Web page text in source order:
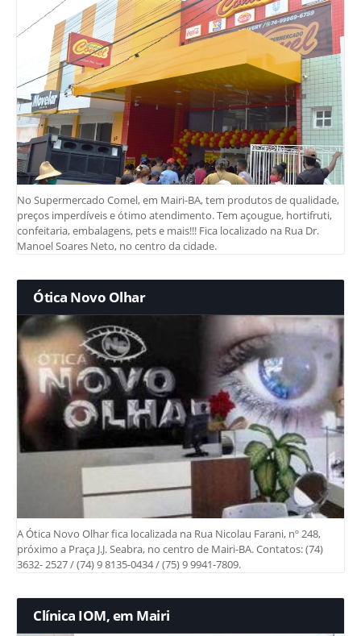
No Supermercado Comel, em Mairi-BA, tem produtos de qualidade,
preços imperdíveis e ótimo atendimento. Tem açougue, hortifruti,
confeitaria, embalagens, pets e mais!!! Fica localizado na Rua Dr.
Manoel Soares Neto, no centro da cidade.
Ótica Novo Olhar
A Ótica Novo Olhar fica localizada na Rua Nicolau Farani, nº 248,
próximo a Praça J.J. Seabra, no centro de Mairi-BA. Contatos: (74)
3632- 2527 / (74) 9 8135-0434 / (75) 9 9941-7809.
Clínica IOM, em Mairi